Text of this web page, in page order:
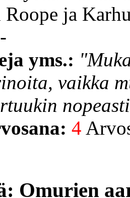
ja
yms.:
vaikka
4
Omurien